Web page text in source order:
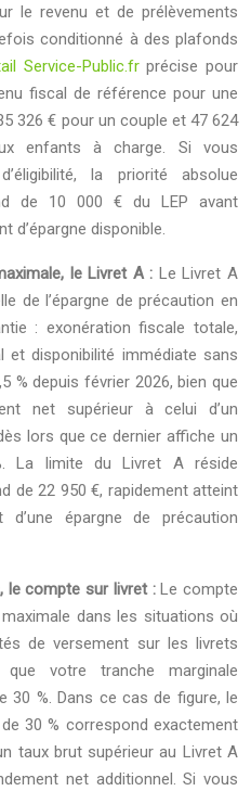
le revenu et de prélèvements
conditionné à des plafonds
Service-Public.frprécise pour
fiscal de référence pour une
326 € pour un couple et 47 624
enfants à charge. Si vous
la priorité absolue
de 10 000 € du LEP avant
d’épargne disponible.
le Livret A : Le Livret A
de l’épargne de précaution en
: exonération fiscale totale,
et disponibilité immédiate sans
% depuis février 2026, bien que
net supérieur à celui d’un
lors que ce dernier affiche un
La limite du Livret A réside
de 22 950 €, rapidement atteint
épargne de précaution
le compte sur livret :Le compte
dans les situations où
de versement sur les livrets
votre tranche marginale
30 %. Dans ce cas de figure, le
30 % correspond exactement
taux brut supérieur au Livret A
net additionnel. Si vous